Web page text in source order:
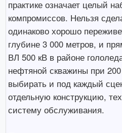
практике означает целый
компромиссов. Нельзя
одинаково хорошо
глубине 3 000 метров, и
ВЛ 500 кВ в районе
нефтяной скважины при
выбирать и под каждый
отдельную конструкцию,
систему обслуживания.